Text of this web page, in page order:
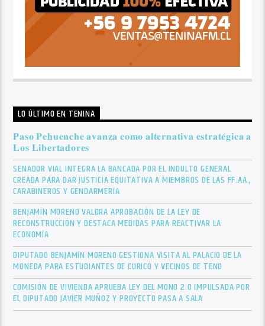
LO ÚLTIMO EN TENINA
𝐏𝐚𝐬𝐨 𝐏𝐞𝐡𝐮𝐞𝐧𝐜𝐡𝐞 𝐚𝐯𝐚𝐧𝐳𝐚 𝐜𝐨𝐦𝐨 𝐚𝐥𝐭𝐞𝐫𝐧𝐚𝐭𝐢𝐯𝐚 𝐞𝐬𝐭𝐫𝐚𝐭𝐞́𝐠𝐢𝐜𝐚 𝐚
𝐋𝐨𝐬 𝐋𝐢𝐛𝐞𝐫𝐭𝐚𝐝𝐨𝐫𝐞𝐬
SENADOR VIAL INTEGRA LA BANCADA POR EL INDULTO GENERAL
CREADA PARA DAR JUSTICIA EQUITATIVA A MIEMBROS DE LAS FF.AA.,
CARABINEROS Y GENDARMERÍA
BENJAMÍN MORENO VALORA APROBACIÓN DE LA LEY DE
RECONSTRUCCIÓN Y DESTACA MEDIDAS PARA REACTIVAR LA
ECONOMÍA
DIPUTADO BENJAMÍN MORENO GESTIONA VISITA AL PALACIO DE LA
MONEDA PARA ESTUDIANTES DE CURICÓ Y VECINOS DE TENO
COMISIÓN DE VIVIENDA APRUEBA LEY DEL MONO 2.0 IMPULSADA POR
EL DIPUTADO JAVIER MUÑOZ Y PROYECTO PASA A SALA